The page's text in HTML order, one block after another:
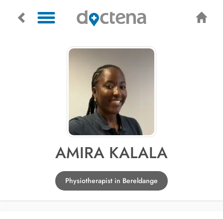
AMIRA KALALA
Physiotherapist in Bereldange